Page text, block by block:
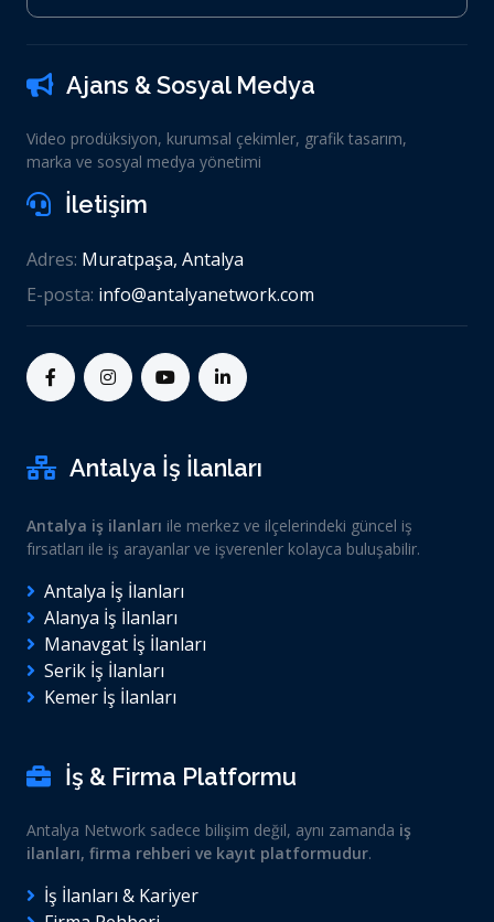
Ajans & Sosyal Medya
Video prodüksiyon, kurumsal çekimler, grafik tasarım,
marka ve sosyal medya yönetimi
İletişim
Adres: Muratpaşa, Antalya
E-posta: info@antalyanetwork.com
Antalya İş İlanları
Antalya iş ilanları ile merkez ve ilçelerindeki güncel iş
fırsatları ile iş arayanlar ve işverenler kolayca buluşabilir.
Antalya İş İlanları
Alanya İş İlanları
Manavgat İş İlanları
Serik İş İlanları
Kemer İş İlanları
İş & Firma Platformu
Antalya Network sadece bilişim değil, aynı zamanda iş
ilanları, firma rehberi ve kayıt platformudur.
İş İlanları & Kariyer